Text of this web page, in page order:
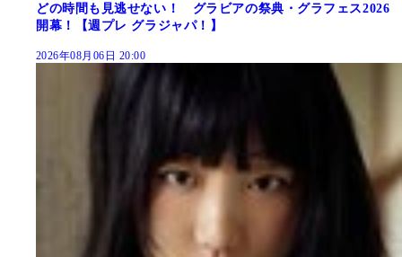
どの時間も見逃せない！ グラビアの祭典・グラフェス2026
開幕！【週プレ グラジャパ！】
2026年08月06日 20:00